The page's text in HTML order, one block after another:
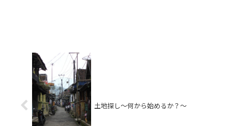
土地探し〜何から始めるか？〜